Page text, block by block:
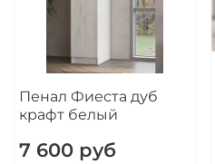
Пенал Фиеста дуб
крафт белый
7 600 руб